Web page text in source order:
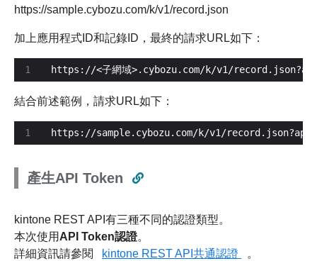
https://sample.cybozu.com/k/v1/record.json
加上應用程式ID和記錄ID，最終的請求URL如下：
1 https://<子網域>.cybozu.com/k/v1/
結合前述範例，請求URL如下：
1 https://sample.cybozu.com/k/v1/
產生API Token
kintone REST API有三種不同的認證類型。
本次使用API Token認證。
詳細資訊請參閱
kintone REST API共通認證 。